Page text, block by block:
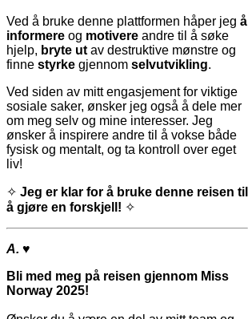
Ved å bruke denne plattformen håper jeg å
informere og motivere andre til å søke
hjelp, bryte ut av destruktive mønstre og
finne styrke gjennom selvutvikling.
Ved siden av mitt engasjement for viktige
sosiale saker, ønsker jeg også å dele mer
om meg selv og mine interesser. Jeg
ønsker å inspirere andre til å vokse både
fysisk og mentalt, og ta kontroll over eget
liv!
✧ Jeg er klar for å bruke denne reisen til
å gjøre en forskjell! ✧
A. ♥
Bli med meg på reisen gjennom Miss
Norway 2025!